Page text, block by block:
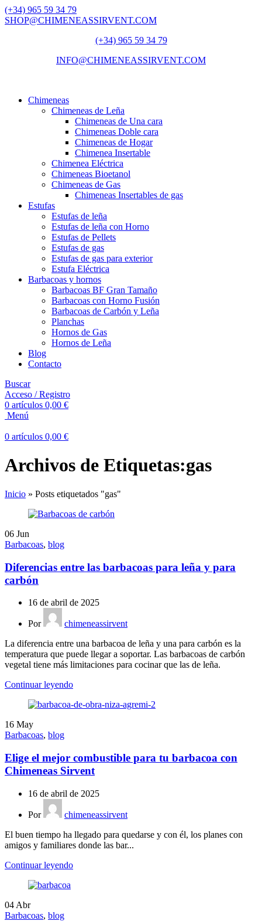
(+34) 965 59 34 79
SHOP@CHIMENEASSIRVENT.COM
(+34) 965 59 34 79
INFO@CHIMENEASSIRVENT.COM
Chimeneas
Chimeneas de Leña
Chimeneas de Una cara
Chimeneas Doble cara
Chimeneas de Hogar
Chimenea Insertable
Chimenea Eléctrica
Chimeneas Bioetanol
Chimeneas de Gas
Chimeneas Insertables de gas
Estufas
Estufas de leña
Estufas de leña con Horno
Estufas de Pellets
Estufas de gas
Estufas de gas para exterior
Estufa Eléctrica
Barbacoas y hornos
Barbacoas BF Gran Tamaño
Barbacoas con Horno Fusión
Barbacoas de Carbón y Leña
Planchas
Hornos de Gas
Hornos de Leña
Blog
Contacto
Buscar
Acceso / Registro
0 artículos 0,00 €
Menú
0 artículos 0,00 €
Archivos de Etiquetas:gas
Inicio » Posts etiquetados "gas"
06 Jun
Barbacoas, blog
Diferencias entre las barbacoas para leña y para
carbón
16 de abril de 2025
Por
chimeneassirvent
La diferencia entre una barbacoa de leña y una para carbón es la
temperatura que puede llegar a soportar. Las barbacoas de carbón
vegetal tiene más limitaciones para cocinar que las de leña.
Continuar leyendo
16 May
Barbacoas, blog
Elige el mejor combustible para tu barbacoa con
Chimeneas Sirvent
16 de abril de 2025
Por
chimeneassirvent
El buen tiempo ha llegado para quedarse y con él, los planes con
amigos y familiares donde las bar...
Continuar leyendo
04 Abr
Barbacoas, blog